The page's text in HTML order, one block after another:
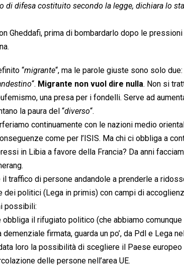
di difesa costituito secondo la legge, dichiara lo
Gheddafi, prima di bombardarlo dopo le
“migrante“, ma le parole giuste sono solo due:
“. Migrante non vuol dire nulla. Non si
una presa per i fondelli. Serve ad
la paura del “diverso“.
continuamente con le nazioni medio
come per l’ISIS. Ma chi ci obbliga a
in Libia a favore della Francia? Da anni
traffico di persone andandole a prenderle a
politici (Lega in primis) con campi di
possibili:
obbliga il rifugiato politico (che abbiamo
firmata, guarda un po’, da Pdl e Lega
loro la possibilità di scegliere il Paese
delle persone nell’area UE.